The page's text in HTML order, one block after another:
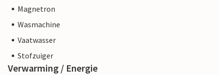
Magnetron
Wasmachine
Vaatwasser
Stofzuiger
Verwarming / Energie